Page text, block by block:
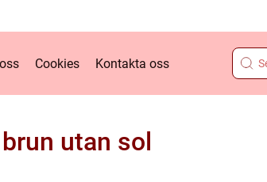
Cookies Kontakta oss
utan sol